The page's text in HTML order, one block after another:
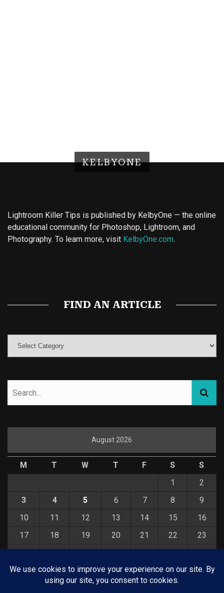
KELBYONE
Lightroom Killer Tips is published by KelbyOne — the online
educational community for Photoshop, Lightroom, and
Photography. To learn more, visit KelbyOne.com.
FIND AN ARTICLE
August 2026
M T W T F S
S
1
2
3
4 5 6 7 8
9
10
11 12 13 14 15
16
17
18 19 20 21 22
23
31